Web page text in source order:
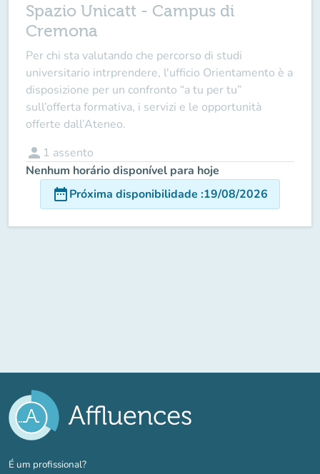
Spazio Unicatt - Campus di
Cremona
Per chi sta valutando che percorso di studi
universitario intrprendere, l'ufficio Orientamento è a
disposizione per un confronto “a tu per tu”
sull’offerta formativa, i servizi e le opportunità
offerte dall’Ateneo.
person 1 assento
Nenhum horário disponível para hoje
date_rangePróxima disponibilidade :19/08/2026
É um profissional?(novo separador)